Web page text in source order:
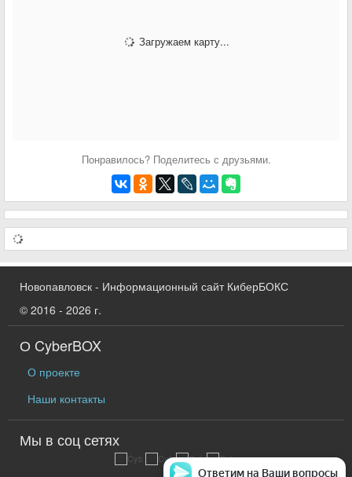
Загружаем карту...
Понравилось? Поделитесь с друзьями.
Новопавловск - Информационный сайт КиберБОКС
© 2016 - 2026 г.
О CyberBOX
О проекте
Наши контакты
Мы в соц сетях
Ответим на Ваши вопросы